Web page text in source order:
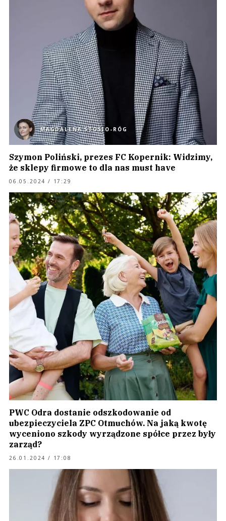
MAGDALENA STOSIO-RÓG
Szymon Poliński, prezes FC Kopernik: Widzimy,
że sklepy firmowe to dla nas must have
06.05.2024 / 17:29
PWC Odra dostanie odszkodowanie od
ubezpieczyciela ZPC Otmuchów. Na jaką kwotę
wyceniono szkody wyrządzone spółce przez były
zarząd?
26.01.2024 / 17:08